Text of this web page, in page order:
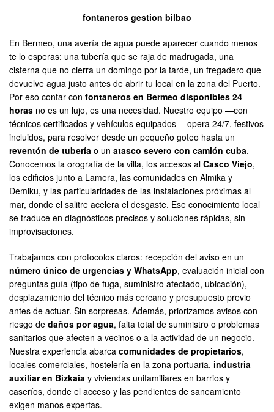
fontaneros gestion bilbao
En Bermeo, una avería de agua puede aparecer cuando menos
te lo esperas: una tubería que se raja de madrugada, una
cisterna que no cierra un domingo por la tarde, un fregadero que
devuelve agua justo antes de abrir tu local en la zona del Puerto.
Por eso contar con fontaneros en Bermeo disponibles 24
horas no es un lujo, es una necesidad. Nuestro equipo —con
técnicos certificados y vehículos equipados— opera 24/7, festivos
incluidos, para resolver desde un pequeño goteo hasta un
reventón de tubería o un atasco severo con camión cuba.
Conocemos la orografía de la villa, los accesos al Casco Viejo,
los edificios junto a Lamera, las comunidades en Almika y
Demiku, y las particularidades de las instalaciones próximas al
mar, donde el salitre acelera el desgaste. Ese conocimiento local
se traduce en diagnósticos precisos y soluciones rápidas, sin
improvisaciones.
Trabajamos con protocolos claros: recepción del aviso en un
número único de urgencias y WhatsApp, evaluación inicial con
preguntas guía (tipo de fuga, suministro afectado, ubicación),
desplazamiento del técnico más cercano y presupuesto previo
antes de actuar. Sin sorpresas. Además, priorizamos avisos con
riesgo de daños por agua, falta total de suministro o problemas
sanitarios que afecten a vecinos o a la actividad de un negocio.
Nuestra experiencia abarca comunidades de propietarios,
locales comerciales, hostelería en la zona portuaria, industria
auxiliar en Bizkaia y viviendas unifamiliares en barrios y
caseríos, donde el acceso y las pendientes de saneamiento
exigen manos expertas.